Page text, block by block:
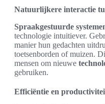
Natuurlijkere interactie
Spraakgestuurde
technologie intuitiever.
manier hun gedachten
toetsenborden of muizen.
mensen om nieuwe
gebruiken.
Efficiëntie en